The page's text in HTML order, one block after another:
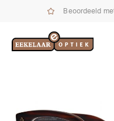
Beoordeeld